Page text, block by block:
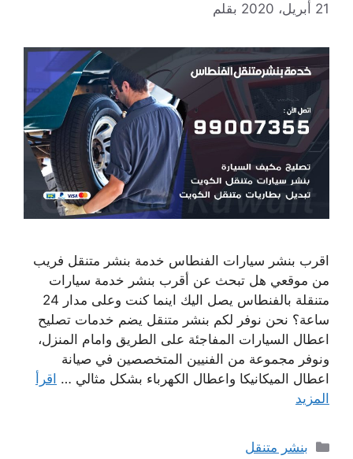
21 أبريل، 2020 بقلم
اقرب بنشر سيارات الفنطاس خدمة بنشر متنقل فريب
من موقعي هل تبحث عن أقرب بنشر خدمة سيارات
متنقلة بالفنطاس يصل اليك اينما كنت وعلى مدار 24
ساعة؟ نحن نوفر لكم بنشر متنقل يضم خدمات تصليح
اعطال السيارات المفاجئة على الطريق وامام المنزل،
ونوفر مجموعة من الفنيين المتخصصين في صيانة
اعطال الميكانيكا واعطال الكهرباء بشكل مثالي … اقرأ
المزيد
التصنيفات
بنشر متنقل